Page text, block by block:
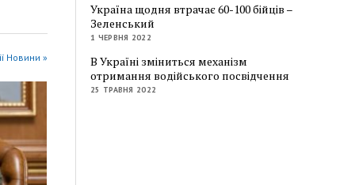
Новини »
Україна щодня втрачає 60-100 бійців –
Зеленський
1 ЧЕРВНЯ 2022
В Україні зміниться механізм
отримання водійського посвідчення
25 ТРАВНЯ 2022